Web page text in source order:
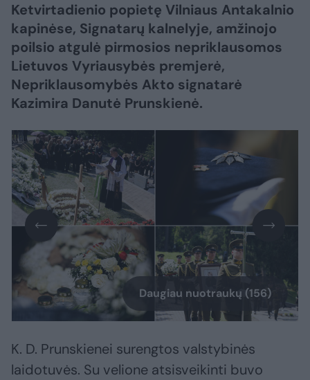
Ketvirtadienio popietę Vilniaus Antakalnio
kapinėse, Signatarų kalnelyje, amžinojo
poilsio atgulė pirmosios nepriklausomos
Lietuvos Vyriausybės premjerė,
Nepriklausomybės Akto signatarė
Kazimira Danutė Prunskienė.
Daugiau nuotraukų (156)
K. D. Prunskienei surengtos valstybinės
laidotuvės. Su velione atsisveikinti buvo